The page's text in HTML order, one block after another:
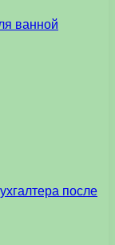
ванной
после